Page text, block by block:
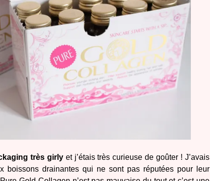
très girlyet j’étais très curieuse de goûter ! J’avais
boissons drainantes qui ne sont pas réputées pour leur